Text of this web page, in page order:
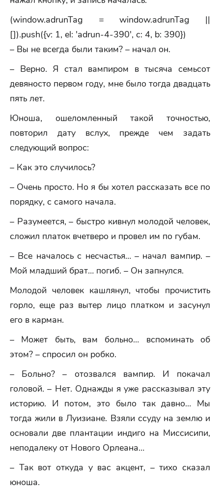
(window.adrunTag = window.adrunTag ||
[]).push({v: 1, el: 'adrun-4-390', c: 4, b: 390})
– Вы не всегда были таким? – начал он.
– Верно. Я стал вампиром в тысяча семьсот
девяносто первом году, мне было тогда двадцать
пять лет.
Юноша, ошеломленный такой точностью,
повторил дату вслух, прежде чем задать
следующий вопрос:
– Как это случилось?
– Очень просто. Но я бы хотел рассказать все по
порядку, с самого начала.
– Разумеется, – быстро кивнул молодой человек,
сложил платок вчетверо и провел им по губам.
– Все началось с несчастья… – начал вампир. –
Мой младший брат… погиб. – Он запнулся.
Молодой человек кашлянул, чтобы прочистить
горло, еще раз вытер лицо платком и засунул
его в карман.
– Может быть, вам больно… вспоминать об
этом? – спросил он робко.
– Больно? – отозвался вампир. И покачал
головой. – Нет. Однажды я уже рассказывал эту
историю. И потом, это было так давно… Мы
тогда жили в Луизиане. Взяли ссуду на землю и
основали две плантации индиго на Миссисипи,
неподалеку от Нового Орлеана…
– Так вот откуда у вас акцент, – тихо сказал
юноша.